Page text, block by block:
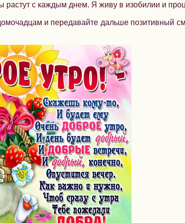
с каждым днем. Я живу в изобилии и
и передавайте дальше позитивный